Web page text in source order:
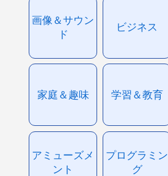
画像＆サウン
ド
ビジネス
家庭＆趣味 学習＆教育
アミューズメ
ント
プログラミン
グ